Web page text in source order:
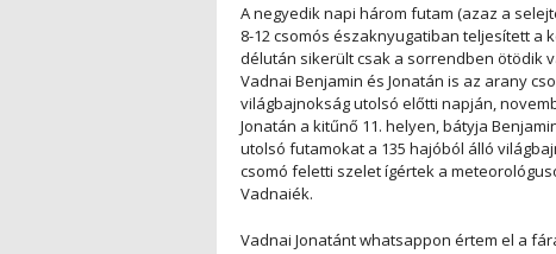
A negyedik napi három futam (azaz a
8-12 csomós északnyugatiban teljesített a
délután sikerült csak a sorrendben ötödik
Vadnai Benjamin és Jonatán is az arany
világbajnokság utolsó előtti napján,
Jonatán a kitűnő 11. helyen, bátyja
utolsó futamokat a 135 hajóból álló
csomó feletti szelet ígértek a
Vadnaiék.
Vadnai Jonatánt whatsappon értem el a